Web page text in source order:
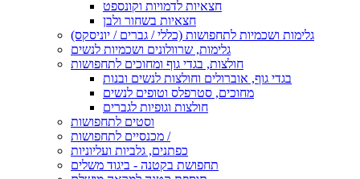
חצאיות לדמויות וקונספט
חצאיות בשחור ולבן
גלימות ושכמיות לתחפושות (כללי / גברים / יוניסקס)
גלימות, שרוולונים ושכמיות לנשים
חולצות, בגדי גוף ומחוכים לתחפושות
בגדי גוף, אוברולים וחולצות לנשים ובנות
מחוכים, סטרפלס וטופים לנשים
חולצות וגופיות לגברים
וסטים לתחפושות
מכנסיים לתחפושות /
כפתנים, גלביות ועליוניות
תחפושת בקטנה - ביגוד משלים